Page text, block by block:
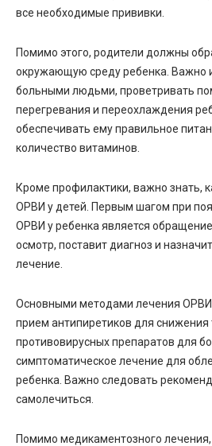
все необходимые прививки.
Помимо этого, родители должны
окружающую среду ребенка. Важно
больными людьми, проветривать
перегревания и переохлаждения
обеспечивать ему правильное
количество витаминов.
Кроме профилактики, важно знать,
ОРВИ у детей. Первым шагом при
ОРВИ у ребенка является
осмотр, поставит диагноз и
лечение.
Основными методами лечения ОРВИ
прием антипиретиков для снижения
противовирусных препаратов для
симптоматическое лечение для
ребенка. Важно следовать
самолечиться.
Помимо медикаментозного